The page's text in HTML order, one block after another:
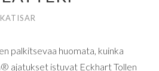
KATISAR
palkitsevaa huomata, kuinka
ajatukset istuvat Eckhart Tollen